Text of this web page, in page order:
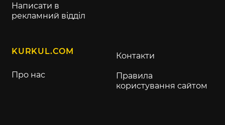
Написати в
рекламний відділ
KURKUL.COM
Про нас
Контакти
Правила
користування сайтом